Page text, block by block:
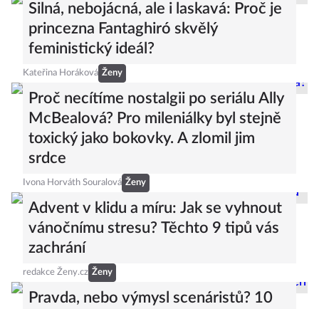
Silná, nebojácná, ale i laskavá: Proč je
princezna Fantaghiró skvělý
feministický ideál?
Kateřina Horáková Ženy
Proč necítíme nostalgii po seriálu Ally
McBealová? Pro mileniálky byl stejně
toxický jako bokovky. A zlomil jim
srdce
Ivona Horváth Souralová Ženy
Advent v klidu a míru: Jak se vyhnout
vánočnímu stresu? Těchto 9 tipů vás
zachrání
redakce Ženy.cz Ženy
Pravda, nebo výmysl scenáristů? 10